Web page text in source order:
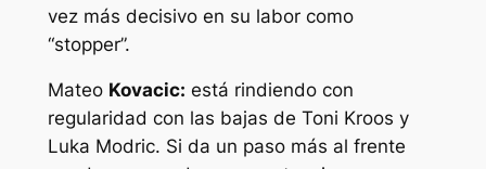
vez más decisivo en su labor como
“stopper”.
Mateo Kovacic: está rindiendo con
regularidad con las bajas de Toni Kroos y
Luka Modric. Si da un paso más al frente